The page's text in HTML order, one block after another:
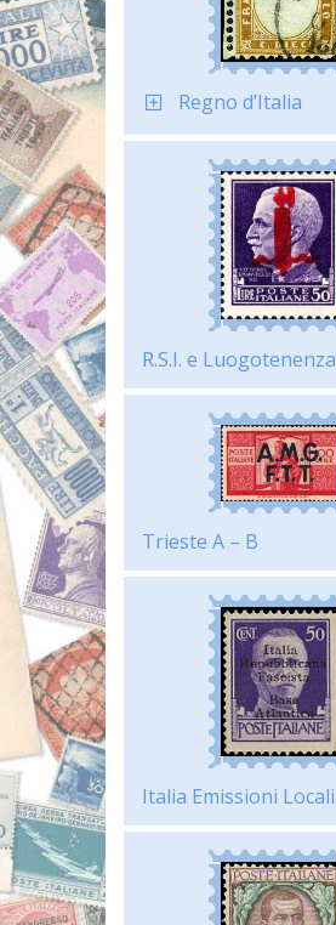
Regno d’Italia
R.S.I. e Luogotenenza
Trieste A – B
Italia Emissioni Locali